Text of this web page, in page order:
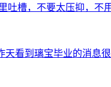
槽，不要太压抑，不
看到璃宝毕业的消